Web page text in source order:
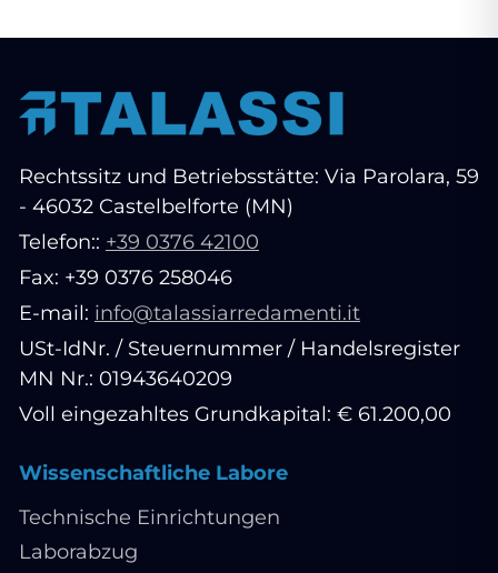
Rechtssitz und Betriebsstätte: Via Parolara, 59
- 46032 Castelbelforte (MN)
Telefon:: +39 0376 42100
Fax: +39 0376 258046
E-mail: info@talassiarredamenti.it
USt-IdNr. / Steuernummer / Handelsregister
MN Nr.: 01943640209
Voll eingezahltes Grundkapital: € 61.200,00
Wissenschaftliche Labore
Technische Einrichtungen
Laborabzug